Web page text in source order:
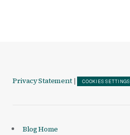
Privacy Statement | COOKIES SETTINGS
Blog Home